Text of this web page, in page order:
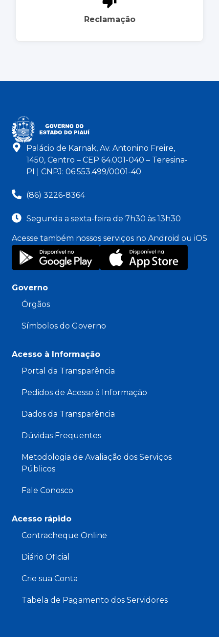
Reclamação
Palácio de Karnak, Av. Antonino Freire,
1450, Centro – CEP 64.001-040 – Teresina-
PI | CNPJ: 06.553.499/0001-40
(86) 3226-8364
Segunda a sexta-feira de 7h30 às 13h30
Acesse também nossos serviços no Android ou iOS
Governo
Órgãos
Símbolos do Governo
Acesso à Informação
Portal da Transparência
Pedidos de Acesso à Informação
Dados da Transparência
Dúvidas Frequentes
Metodologia de Avaliação dos Serviços
Públicos
Fale Conosco
Acesso rápido
Contracheque Online
Diário Oficial
Crie sua Conta
Tabela de Pagamento dos Servidores